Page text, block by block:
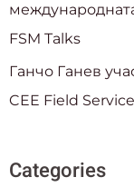
FSM Talks
Ганчо Ганев
CEE Field
Categories